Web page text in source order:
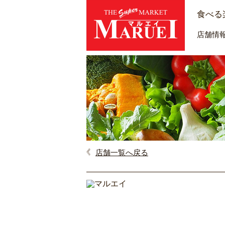
食べる
店舗情
店舗一覧へ戻る